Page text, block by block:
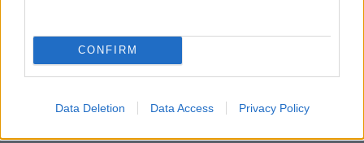
CONFIRM
Data Deletion Data Access Privacy Policy
A SZOL24 legfrissebb 24 cikke
A zárkában rosszul lett, elájult – ilyen körülményekről